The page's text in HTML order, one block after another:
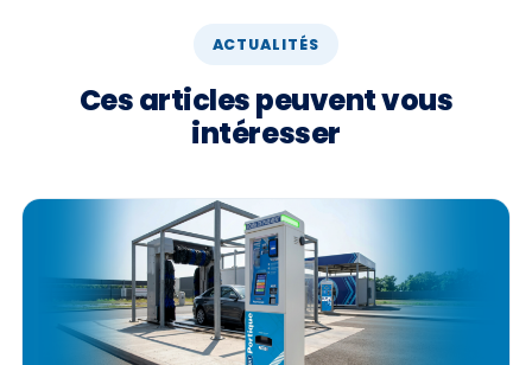
ACTUALITÉS
Ces articles peuvent vous
intéresser